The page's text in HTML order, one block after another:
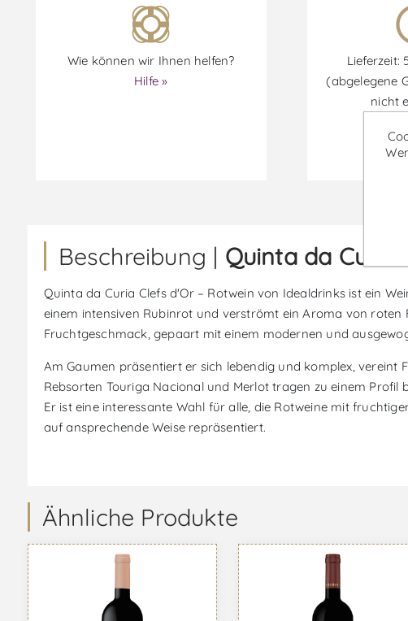
Wie können wir Ihnen helfen?
Hilfe »
Lieferzeit:
(abgelegene
nicht
Beschreibung | Quinta da Curia
Quinta da Curia Clefs d'Or – Rotwein von Idealdrinks ist ein
einem intensiven Rubinrot und verströmt ein Aroma von
Fruchtgeschmack, gepaart mit einem modernen und
Am Gaumen präsentiert er sich lebendig und komplex,
Rebsorten Touriga Nacional und Merlot tragen zu einem
Er ist eine interessante Wahl für alle, die Rotweine mit
auf ansprechende Weise repräsentiert.
Ähnliche Produkte